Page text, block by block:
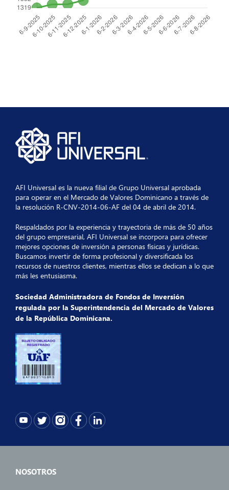
AFI Universal es la nueva filial de Grupo Universal aprobada
para operar en el Mercado de Valores Dominicano a través de
la resolución R-CNV-2014-06-AF del 04 de abril de 2014.
Respaldados por la experiencia y trayectoria de más de 50 años
del grupo empresarial, AFI Universal se incorpora para ofrecer
mejores opciones de inversión a personas físicas y jurídicas.
Buscamos invertir de forma profesional y diversificada los
recursos de nuestros clientes, mientras ellos se dedican a lo que
más les entusiasma.
Sociedad Administradora de Fondos de Inversión
regulada por la Superintendencia del Mercado de Valores
de la República Dominicana.
NOSOTROS